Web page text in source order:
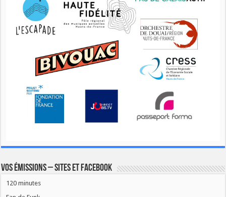
Vos émissions – Sites et Facebook
120 minutes